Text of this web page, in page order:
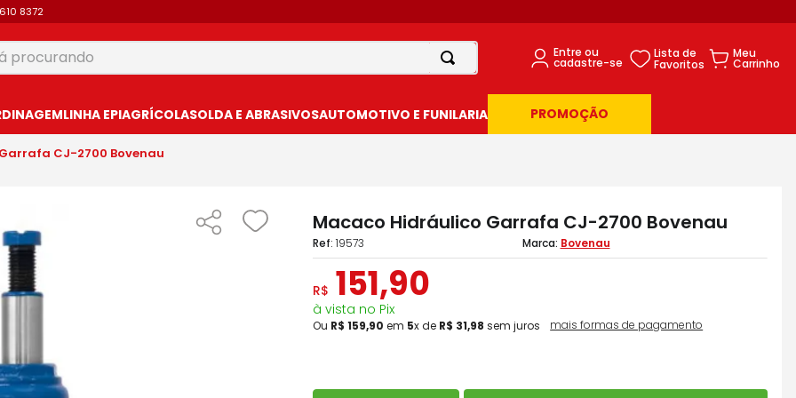
8372
LINHA EPIAGRÍCOLASOLDA E ABRASIVOSAUTOMOTIVO E FUNILARIA PROMOÇÃO
CJ-2700 Bovenau
Macaco Hidráulico Garrafa CJ-2700 Bovenau
: 19573 Bovenau
R$ 151,90
à vista no Pix
Ou R$ 159,90 em 5x de R$ 31,98 sem juros mais formas de pagamento